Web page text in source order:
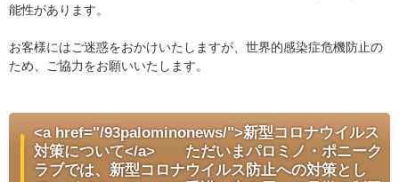
能性があります。
お客様にはご迷惑をおかけいたしますが、世界的感染症危機防止の
ため、ご協力をお願いいたします。
<a href="/93palominonews/">新型コロナウイルス
対策について</a> ただいまパロミノ・ポニーク
ラブでは、新型コロナウイルス防止への対策とし